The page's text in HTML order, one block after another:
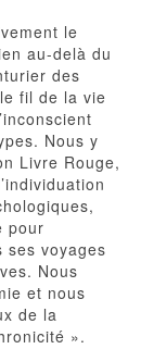
le
au-delà du
des
fil de la vie
Nous y
Livre Rouge,
pour
ses voyages
Nous
et nous
de la
».